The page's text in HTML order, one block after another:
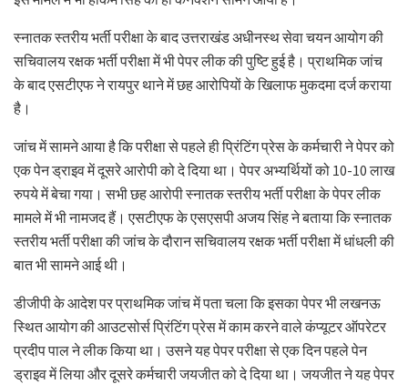
स्नातक स्तरीय भर्ती परीक्षा के बाद उत्तराखंड अधीनस्थ सेवा चयन आयोग की
सचिवालय रक्षक भर्ती परीक्षा में भी पेपर लीक की पुष्टि हुई है। प्राथमिक जांच
के बाद एसटीएफ ने रायपुर थाने में छह आरोपियों के खिलाफ मुकदमा दर्ज कराया
है।
जांच में सामने आया है कि परीक्षा से पहले ही प्रिंटिंग प्रेस के कर्मचारी ने पेपर को
एक पेन ड्राइव में दूसरे आरोपी को दे दिया था। पेपर अभ्यर्थियों को 10-10 लाख
रुपये में बेचा गया। सभी छह आरोपी स्नातक स्तरीय भर्ती परीक्षा के पेपर लीक
मामले में भी नामजद हैं। एसटीएफ के एसएसपी अजय सिंह ने बताया कि स्नातक
स्तरीय भर्ती परीक्षा की जांच के दौरान सचिवालय रक्षक भर्ती परीक्षा में धांधली की
बात भी सामने आई थी।
डीजीपी के आदेश पर प्राथमिक जांच में पता चला कि इसका पेपर भी लखनऊ
स्थित आयोग की आउटसोर्स प्रिंटिंग प्रेस में काम करने वाले कंप्यूटर ऑपरेटर
प्रदीप पाल ने लीक किया था। उसने यह पेपर परीक्षा से एक दिन पहले पेन
ड्राइव में लिया और दूसरे कर्मचारी जयजीत को दे दिया था। जयजीत ने यह पेपर